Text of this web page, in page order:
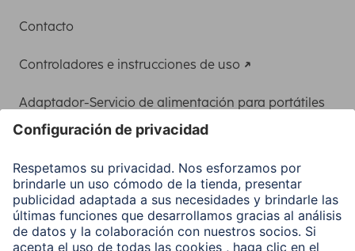
Contacto
Controladores e instrucciones de uso
Adaptador-Servicio de alimentación para portátiles
Clientes online
Conviértete en distribuidor